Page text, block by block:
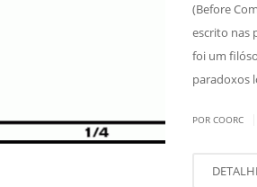
(Before
escrito nas
foi um
paradoxos
POR COORC